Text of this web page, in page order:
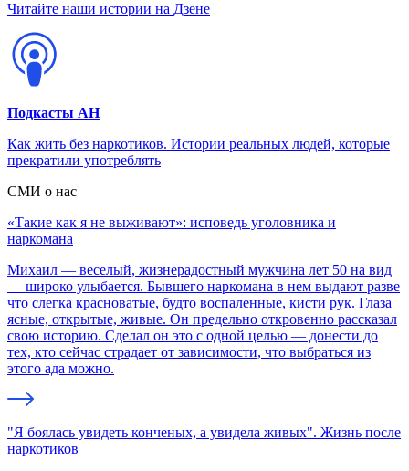
Читайте наши истории на Дзене
Подкасты АН
Как жить без наркотиков. Истории реальных людей, которые
прекратили употреблять
СМИ о нас
«Такие как я не выживают»: исповедь уголовника и
наркомана
Михаил — веселый, жизнерадостный мужчина лет 50 на вид
— широко улыбается. Бывшего наркомана в нем выдают разве
что слегка красноватые, будто воспаленные, кисти рук. Глаза
ясные, открытые, живые. Он предельно откровенно рассказал
свою историю. Сделал он это с одной целью — донести до
тех, кто сейчас страдает от зависимости, что выбраться из
этого ада можно.
"Я боялась увидеть конченых, а увидела живых". Жизнь после
наркотиков